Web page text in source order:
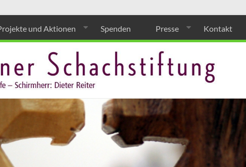
und Aktionen Spenden Presse Kontakt